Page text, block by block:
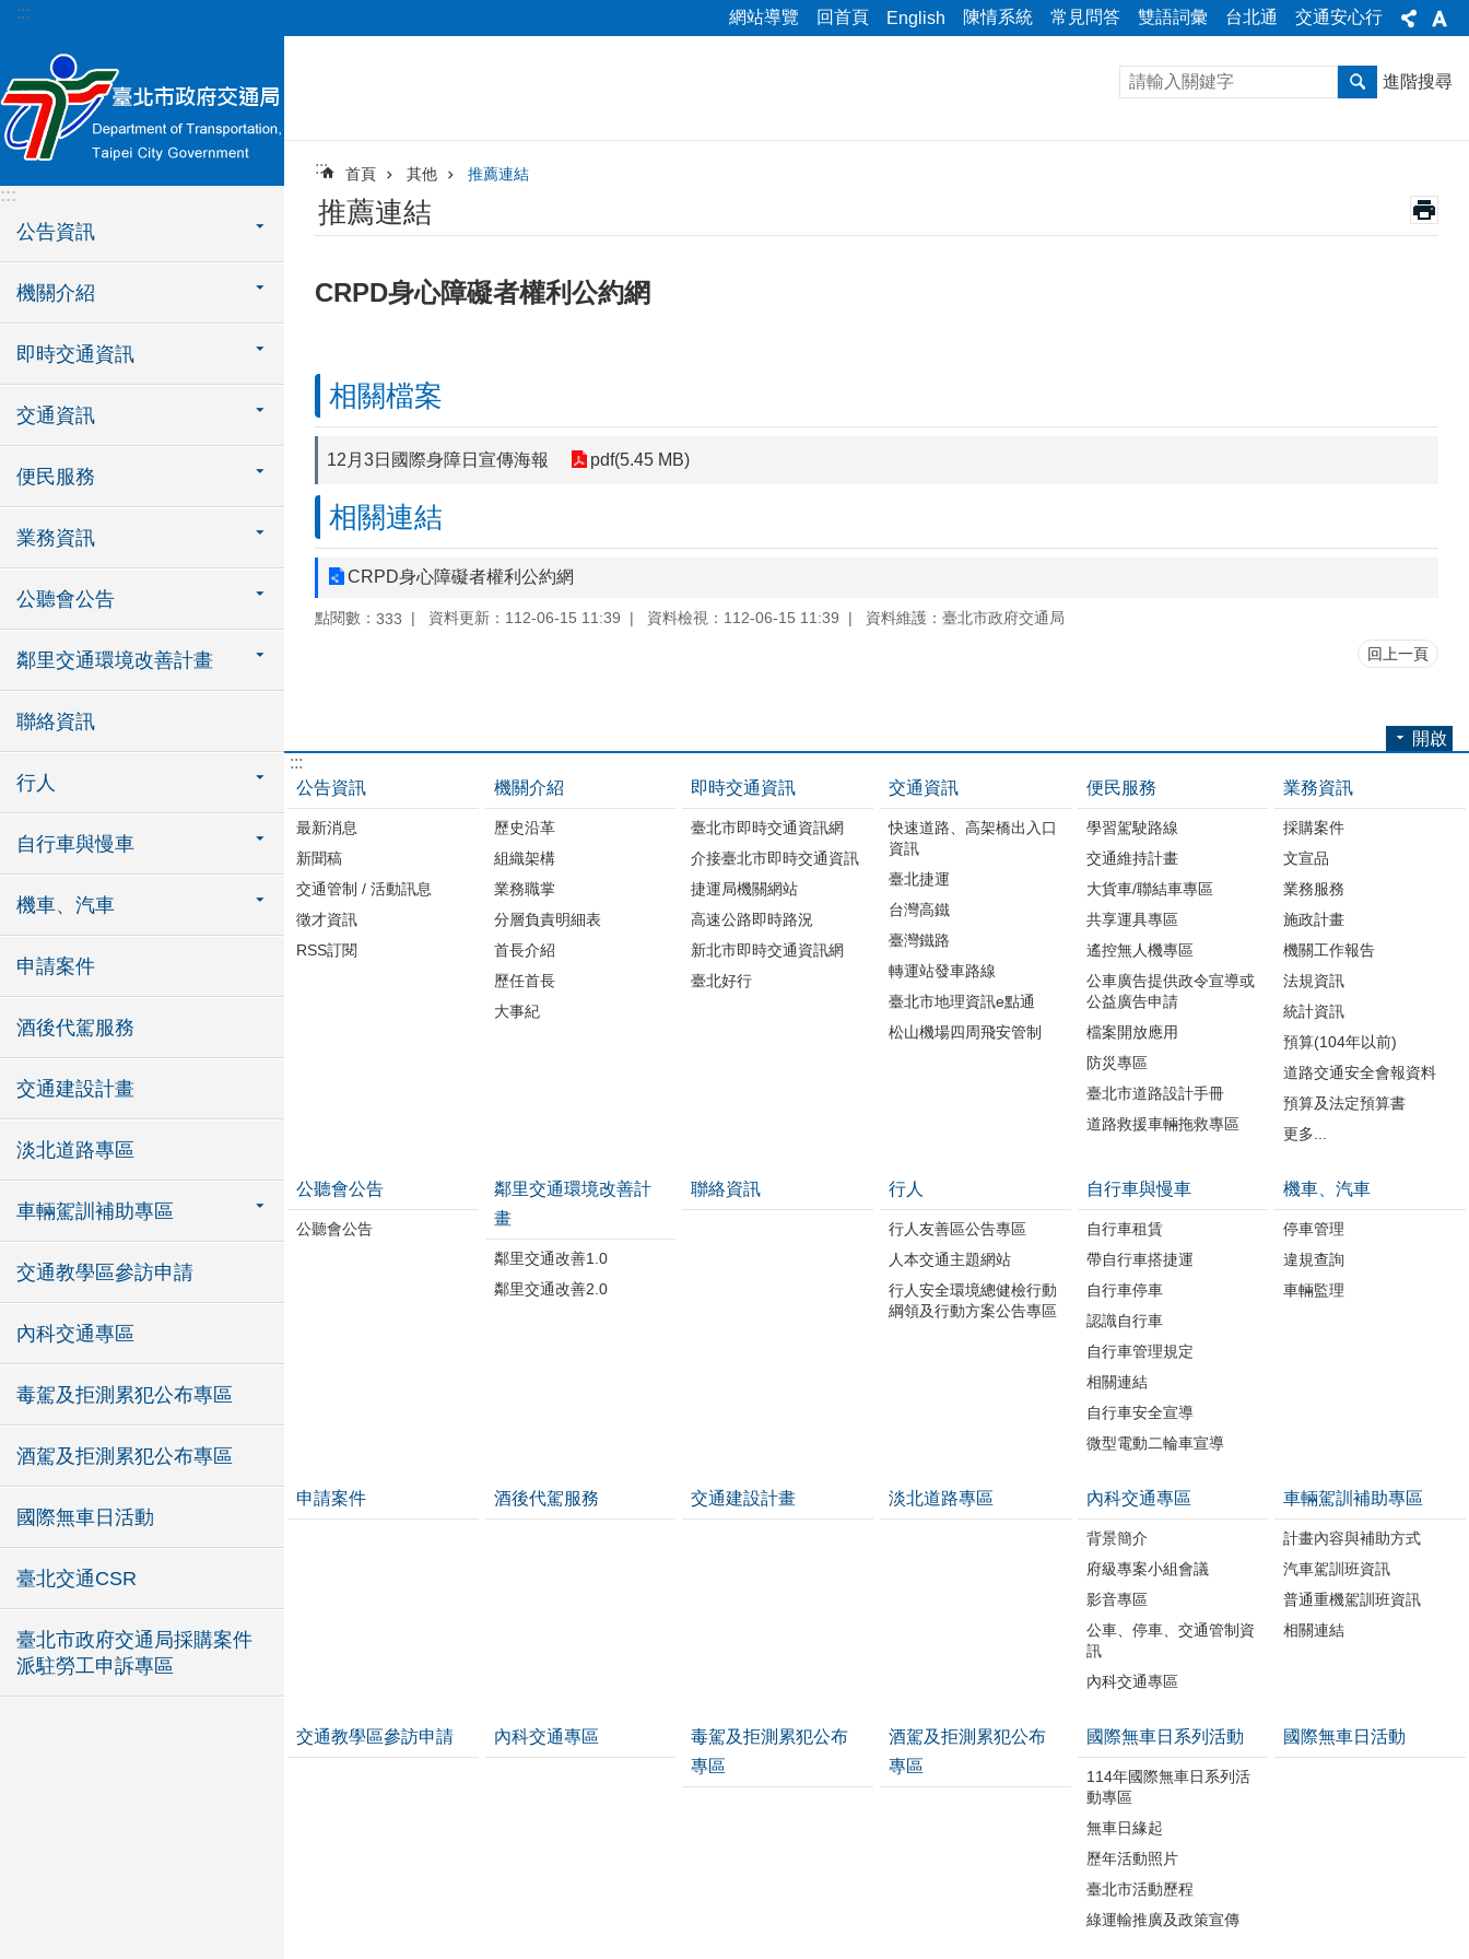
跳到主要內容區塊
::: 網站導覽 回首頁 English 陳情系統 常見問答 雙語詞彙 台北通 交通安心行
:::
公告資訊
機關介紹
即時交通資訊
交通資訊
便民服務
業務資訊
公聽會公告
鄰里交通環境改善計畫
聯絡資訊
行人
自行車與慢車
機車、汽車
申請案件
酒後代駕服務
交通建設計畫
淡北道路專區
車輛駕訓補助專區
交通教學區參訪申請
內科交通專區
毒駕及拒測累犯公布專區
酒駕及拒測累犯公布專區
國際無車日活動
臺北交通CSR
臺北市政府交通局採購案件
派駐勞工申訴專區
進階搜尋
::: 首頁 其他 推薦連結
推薦連結
CRPD身心障礙者權利公約網
相關檔案
12月3日國際身障日宣傳海報 pdf(5.45 MB)
相關連結
CRPD身心障礙者權利公約網
點閱數： 333 資料更新：112-06-15 11:39 資料檢視：112-06-15 11:39 資料維護：臺北市政府交通局
回上一頁
開啟
:::
公告資訊
最新消息
新聞稿
交通管制 / 活動訊息
徵才資訊
RSS訂閱
機關介紹
歷史沿革
組織架構
業務職掌
分層負責明細表
首長介紹
歷任首長
大事紀
即時交通資訊
臺北市即時交通資訊網
介接臺北市即時交通資訊
捷運局機關網站
高速公路即時路況
新北市即時交通資訊網
臺北好行
交通資訊
快速道路、高架橋出入口
資訊
臺北捷運
台灣高鐵
臺灣鐵路
轉運站發車路線
臺北市地理資訊e點通
松山機場四周飛安管制
便民服務
學習駕駛路線
交通維持計畫
大貨車/聯結車專區
共享運具專區
遙控無人機專區
公車廣告提供政令宣導或
公益廣告申請
檔案開放應用
防災專區
臺北市道路設計手冊
道路救援車輛拖救專區
業務資訊
採購案件
文宣品
業務服務
施政計畫
機關工作報告
法規資訊
統計資訊
預算(104年以前)
道路交通安全會報資料
預算及法定預算書
更多...
公聽會公告
公聽會公告
鄰里交通環境改善計
畫
鄰里交通改善1.0
鄰里交通改善2.0
聯絡資訊 行人
行人友善區公告專區
人本交通主題網站
行人安全環境總健檢行動
綱領及行動方案公告專區
自行車與慢車
自行車租賃
帶自行車搭捷運
自行車停車
認識自行車
自行車管理規定
相關連結
自行車安全宣導
微型電動二輪車宣導
機車、汽車
停車管理
違規查詢
車輛監理
申請案件 酒後代駕服務 交通建設計畫 淡北道路專區 內科交通專區
背景簡介
府級專案小組會議
影音專區
公車、停車、交通管制資
訊
內科交通專區
車輛駕訓補助專區
計畫內容與補助方式
汽車駕訓班資訊
普通重機駕訓班資訊
相關連結
交通教學區參訪申請 內科交通專區
毒駕及拒測累犯公布
專區
酒駕及拒測累犯公布
專區
國際無車日系列活動
114年國際無車日系列活
動專區
無車日緣起
歷年活動照片
臺北市活動歷程
綠運輸推廣及政策宣傳
國際無車日活動